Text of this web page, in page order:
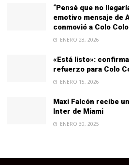
“Pensé que no
emotivo mensaje de
conmovió a Colo Colo
ENERO 28, 2026
«Está listo»:
refuerzo para Colo
ENERO 15, 2026
Maxi Falcón recibe
Inter de Miami
ENERO 30, 2025